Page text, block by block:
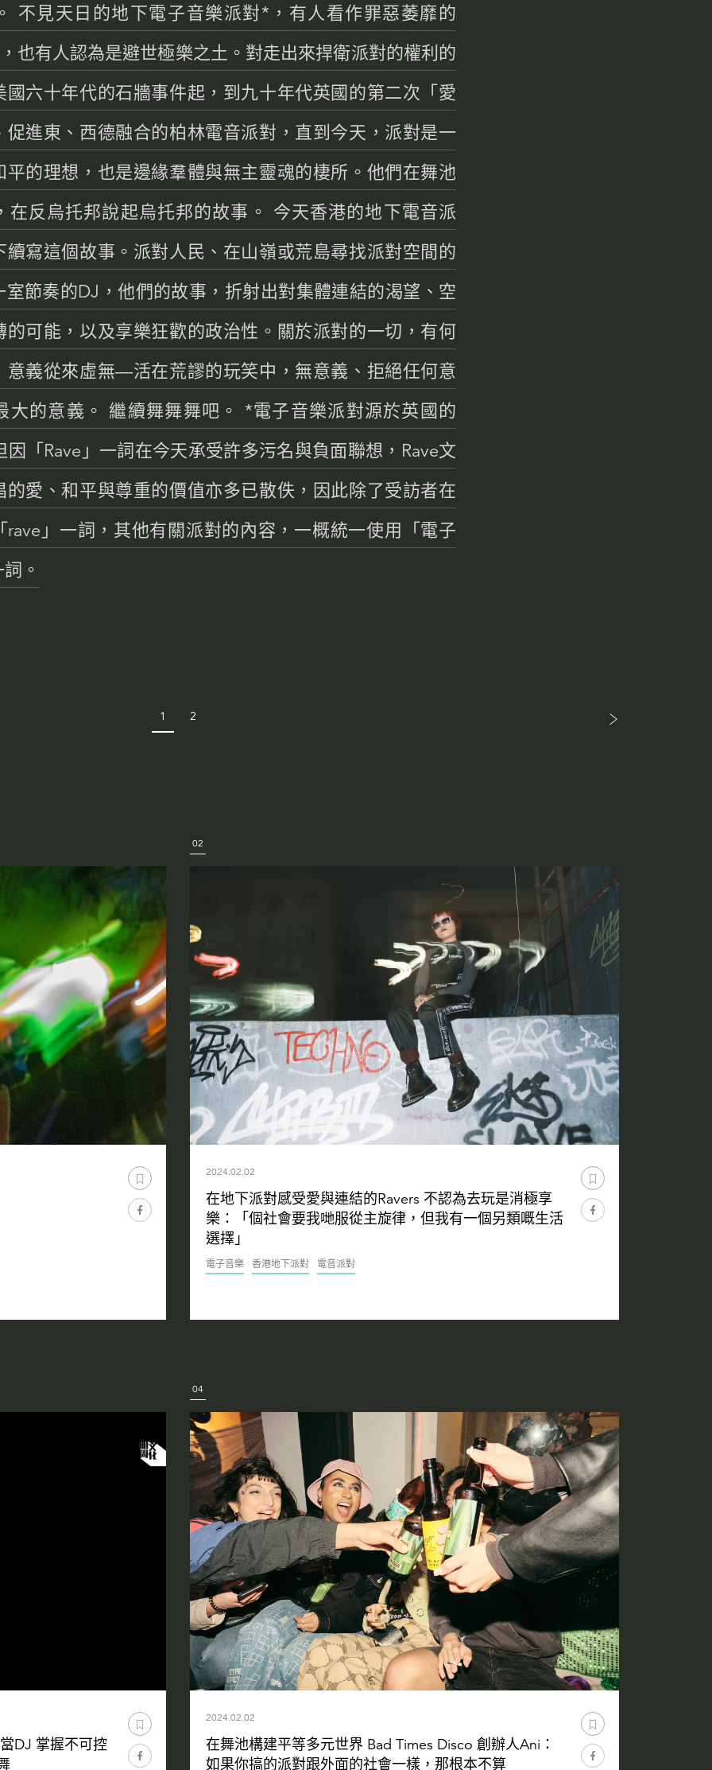
不見天日的地下電子音樂派對*，有人看作罪惡萎靡的
也有人認為是避世極樂之土。對走出來捍衛派對的權利的
國六十年代的石牆事件起，到九十年代英國的第二次「愛
促進東、西德融合的柏林電音派對，直到今天，派對是一
平的理想，也是邊緣羣體與無主靈魂的棲所。他們在舞池
在反烏托邦說起烏托邦的故事。 今天香港的地下電音派
續寫這個故事。派對人民、在山嶺或荒島尋找派對空間的
室節奏的DJ，他們的故事，折射出對集體連結的渴望、空
的可能，以及享樂狂歡的政治性。關於派對的一切，有何
意義從來虛無—活在荒謬的玩笑中，無意義、拒絕任何意
大的意義。 繼續舞舞舞吧。 *電子音樂派對源於英國的
因「Rave」一詞在今天承受許多污名與負面聯想，Rave文
的愛、和平與尊重的價值亦多已散佚，因此除了受訪者在
rave」一詞，其他有關派對的內容，一概統一使用「電子
。
1 2
02
2024.02.02
在地下派對感受愛與連結的Ravers 不認為去玩是消極享
樂：「個社會要我哋服從主旋律，但我有一個另類嘅生活
選擇」
電子音樂 香港地下派對 電音派對
DJ 掌握不可控
04
2024.02.02
在舞池構建平等多元世界 Bad Times Disco 創辦人Ani：
如果你搞的派對跟外面的社會一樣，那根本不算